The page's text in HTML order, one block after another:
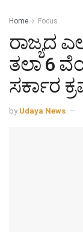
Home Focus
ರಾಜ್ಯದ
ತಲಾ 6
ಸರ್ಕಾರ
by Udaya News